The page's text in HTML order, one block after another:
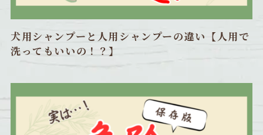
犬用シャンプーと人用シャンプーの違い【人用で
洗ってもいいの！？】